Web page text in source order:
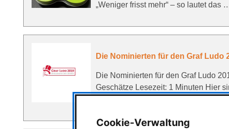
„Weniger frisst mehr“ – so lautet das
Die Nominierten für den Graf Ludo
Die Nominierten für den Graf Ludo
Geschätze Lesezeit: 1 Minuten Hier
Cookie-Verwaltung